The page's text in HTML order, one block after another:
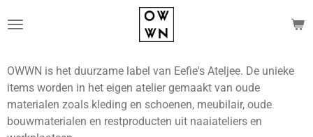
direct
de
hoofdinhoud
OWWN is het duurzame label van Eefie's Ateljee. De unieke
items worden in het eigen atelier gemaakt van oude
materialen zoals kleding en schoenen, meubilair, oude
bouwmaterialen en restproducten uit naaiateliers en